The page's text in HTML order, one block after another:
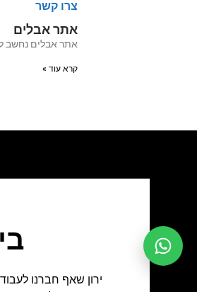
צרו קשר
אתר אבלים
אתר אבלים נחשב לאתר הנפוץ
קרא עוד »
ירון שאף חברנו